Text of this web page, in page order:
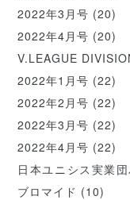
2022年3月号 (20)
2022年4月号 (20)
V.LEAGUE
2022年1月号 (22)
2022年2月号 (22)
2022年3月号 (22)
2022年4月号 (22)
日本ユニシス実業
ブロマイド (10)